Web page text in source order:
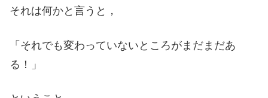
それは何かと言うと，
「それでも変わっていないところがまだまだあ
る！」